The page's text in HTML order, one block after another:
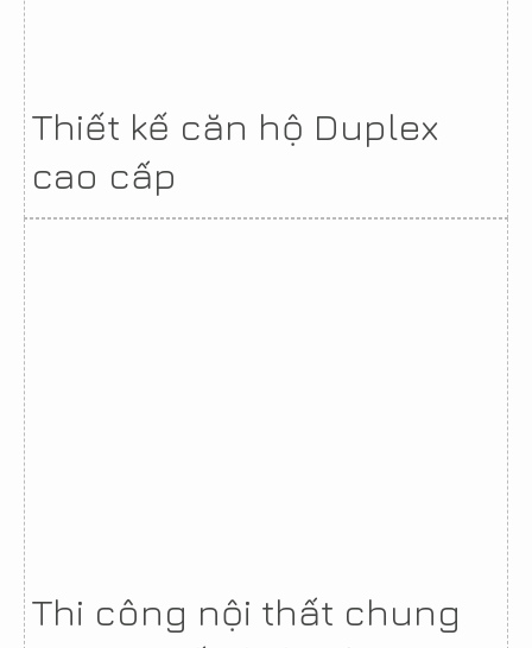
Thiết kế căn hộ Duplex
cao cấp
Thi công nội thất chung